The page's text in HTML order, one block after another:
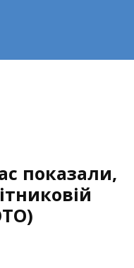
показали,